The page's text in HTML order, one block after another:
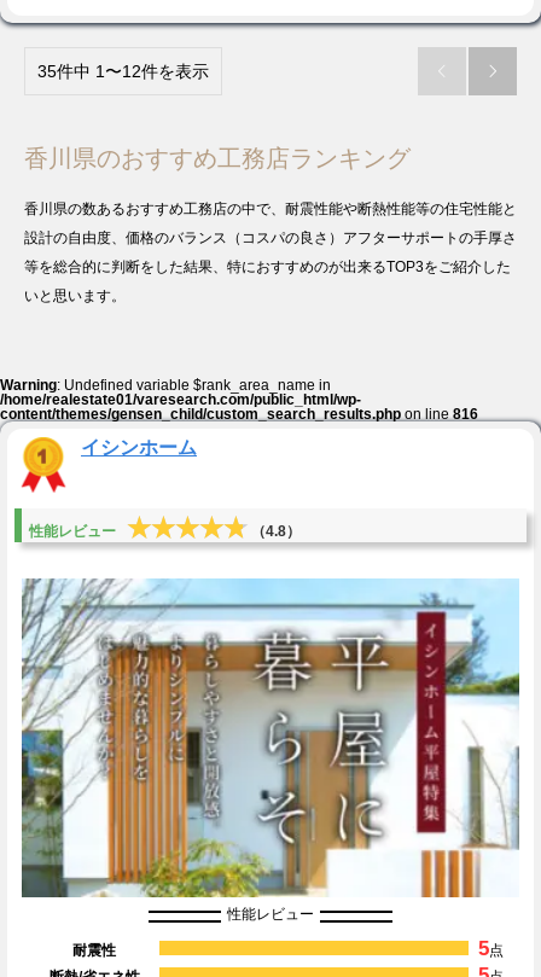
35件中 1〜12件を表示  
香川県のおすすめ工務店ランキング
香川県の数あるおすすめ工務店の中で、耐震性能や断熱性能等の住宅性能と
設計の自由度、価格のバランス（コスパの良さ）アフターサポートの手厚さ
等を総合的に判断をした結果、特におすすめのが出来るTOP3をご紹介した
いと思います。
Warning: Undefined variable $rank_area_name in
/home/realestate01/varesearch.com/public_html/wp-
content/themes/gensen_child/custom_search_results.phpon line816
イシンホーム
性能レビュー ★★★★★
★★★★★ （4.8）
性能レビュー
耐震性 5点